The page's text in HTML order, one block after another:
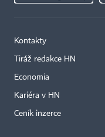
Kontakty
Tiráž redakce HN
Economia
Kariéra v HN
Ceník inzerce